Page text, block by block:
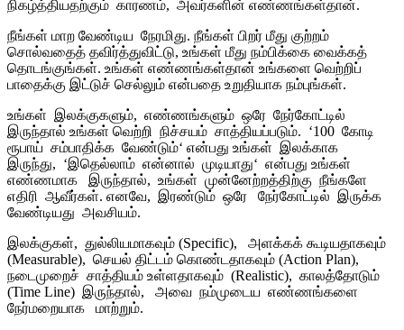
நிகழ்த்தியதற்கும் காரணம், அவர்களின் எண்ணங்கள்தான்.
நீங்கள் மாற வேண்டிய நேரமிது. நீங்கள் பிறர் மீது குற்றம்
சொல்வதைத் தவிர்த்துவிட்டு, உங்கள் மீது நம்பிக்கை வைக்கத்
தொடங்குங்கள். உங்கள் எண்ணங்கள்தான் உங்களை வெற்றிப்
பாதைக்கு இட்டுச் செல்லும் என்பதை உறுதியாக நம்புங்கள்.
உங்கள் இலக்குகளும், எண்ணங்களும் ஒரே நேர்கோட்டில்
இருந்தால் உங்கள் வெற்றி நிச்சயம் சாத்தியப்படும். ‘100 கோடி
ரூபாய் சம்பாதிக்க வேண்டும்‘ என்பது உங்கள் இலக்காக
இருந்து, ‘இதெல்லாம் என்னால் முடியாது‘ என்பது உங்கள்
எண்ணமாக
இருந்தால், உங்கள் முன்னேற்றத்திற்கு நீங்களே
எதிரி ஆவீர்கள். எனவே, இரண்டும் ஒரே நேர்கோட்டில் இருக்க
வேண்டியது அவசியம்.
இலக்குகள், துல்லியமாகவும் (Specific),
அளக்கக் கூடியதாகவும்
(Measurable), செயல் திட்டம் கொண்டதாகவும் (Action Plan),
நடைமுறைச் சாத்தியம் உள்ளதாகவும் (Realistic), காலத்தோடும்
(Time Line) இருந்தால், அவை நம்முடைய எண்ணங்களை
நேர்மறையாக
மாற்றும்.